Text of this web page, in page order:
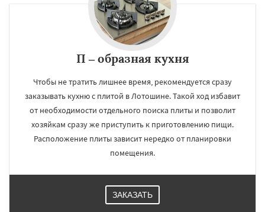
П – образная кухня
Чтобы не тратить лишнее время, рекомендуется сразу
заказывать кухню с плитой в Лотошине. Такой ход избавит
от необходимости отдельного поиска плиты и позволит
хозяйкам сразу же приступить к приготовлению пищи.
Расположение плиты зависит нередко от планировки
помещения.
ЗАКАЗАТЬ